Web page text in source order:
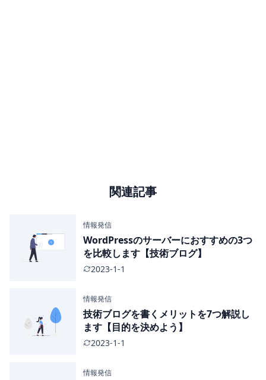
関連記事
情報発信
WordPressのサーバーにおすすめの3つ
を比較します【技術ブログ】
2023-1-1
情報発信
技術ブログを書くメリットを7つ解説し
ます【目的を決めよう】
2023-1-1
情報発信